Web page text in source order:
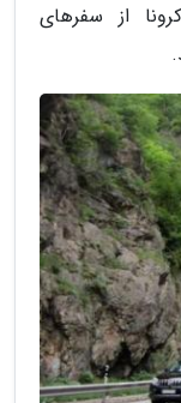
از سفرهای